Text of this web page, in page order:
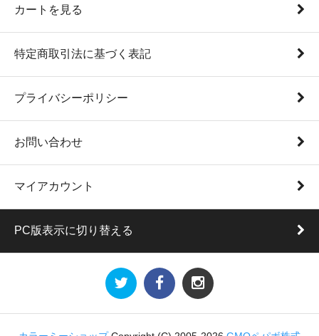
カートを見る
特定商取引法に基づく表記
プライバシーポリシー
お問い合わせ
マイアカウント
PC版表示に切り替える